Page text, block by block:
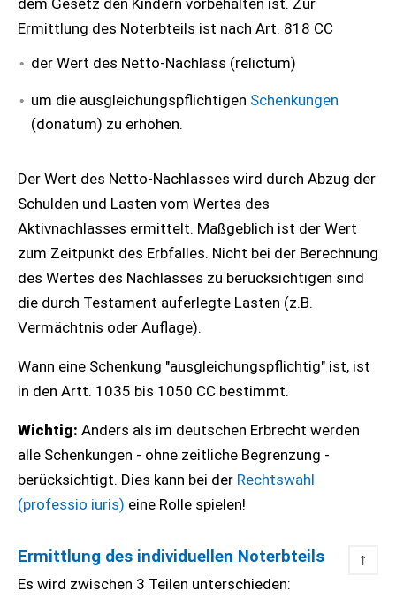
dem Gesetz den Kindern vorbehalten ist. Zur
Ermittlung des Noterbteils ist nach Art. 818 CC
der Wert des Netto-Nachlass (relictum)
um die ausgleichungspflichtigen Schenkungen
(donatum) zu erhöhen.
Der Wert des Netto-Nachlasses wird durch Abzug der
Schulden und Lasten vom Wertes des
Aktivnachlasses ermittelt. Maßgeblich ist der Wert
zum Zeitpunkt des Erbfalles. Nicht bei der Berechnung
des Wertes des Nachlasses zu berücksichtigen sind
die durch Testament auferlegte Lasten (z.B.
Vermächtnis oder Auflage).
Wann eine Schenkung "ausgleichungspflichtig" ist, ist
in den Artt. 1035 bis 1050 CC bestimmt.
Wichtig: Anders als im deutschen Erbrecht werden
alle Schenkungen - ohne zeitliche Begrenzung -
berücksichtigt. Dies kann bei der Rechtswahl
(professio iuris) eine Rolle spielen!
Ermittlung des individuellen Noterbteils ↑
Es wird zwischen 3 Teilen unterschieden: